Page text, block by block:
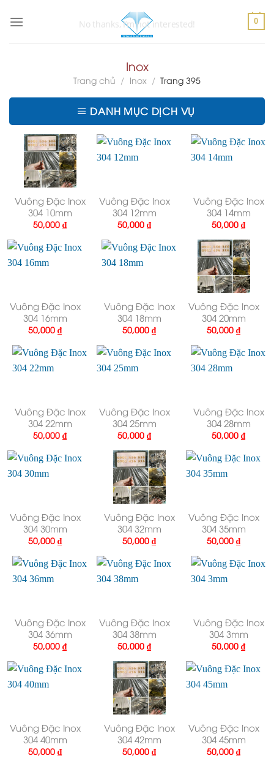
0
Inox
Trang chủ / Inox / Trang 395
DANH MỤC DỊCH VỤ
Vuông Đặc Inox
304 10mm
50,000₫
Vuông Đặc Inox
304 12mm
50,000₫
Vuông Đặc Inox
304 14mm
50,000₫
Vuông Đặc Inox
304 16mm
50,000₫
Vuông Đặc Inox
304 18mm
50,000₫
Vuông Đặc Inox
304 20mm
50,000₫
Vuông Đặc Inox
304 22mm
50,000₫
Vuông Đặc Inox
304 25mm
50,000₫
Vuông Đặc Inox
304 28mm
50,000₫
Vuông Đặc Inox
304 30mm
50,000₫
Vuông Đặc Inox
304 32mm
50,000₫
Vuông Đặc Inox
304 35mm
50,000₫
Vuông Đặc Inox
304 36mm
50,000₫
Vuông Đặc Inox
304 38mm
50,000₫
Vuông Đặc Inox
304 3mm
50,000₫
Vuông Đặc Inox
304 40mm
50,000₫
Vuông Đặc Inox
304 42mm
50,000₫
Vuông Đặc Inox
304 45mm
50,000₫